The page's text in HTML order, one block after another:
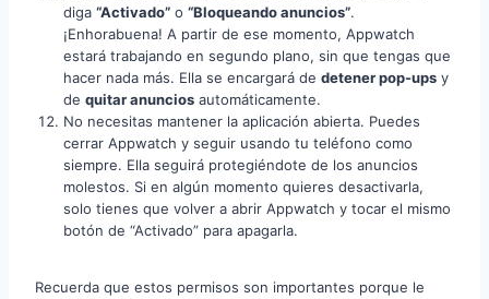
diga “Activado” o “Bloqueando anuncios”.
¡Enhorabuena! A partir de ese momento, Appwatch
estará trabajando en segundo plano, sin que tengas que
hacer nada más. Ella se encargará de detener pop-ups y
de quitar anuncios automáticamente.
No necesitas mantener la aplicación abierta. Puedes
cerrar Appwatch y seguir usando tu teléfono como
siempre. Ella seguirá protegiéndote de los anuncios
molestos. Si en algún momento quieres desactivarla,
solo tienes que volver a abrir Appwatch y tocar el mismo
botón de “Activado” para apagarla.
Recuerda que estos permisos son importantes porque le